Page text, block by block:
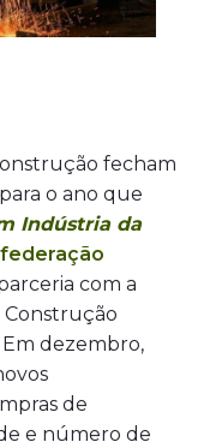
fecham
o ano que
Indústria da
com a
Construção
Em dezembro,
de
e número de